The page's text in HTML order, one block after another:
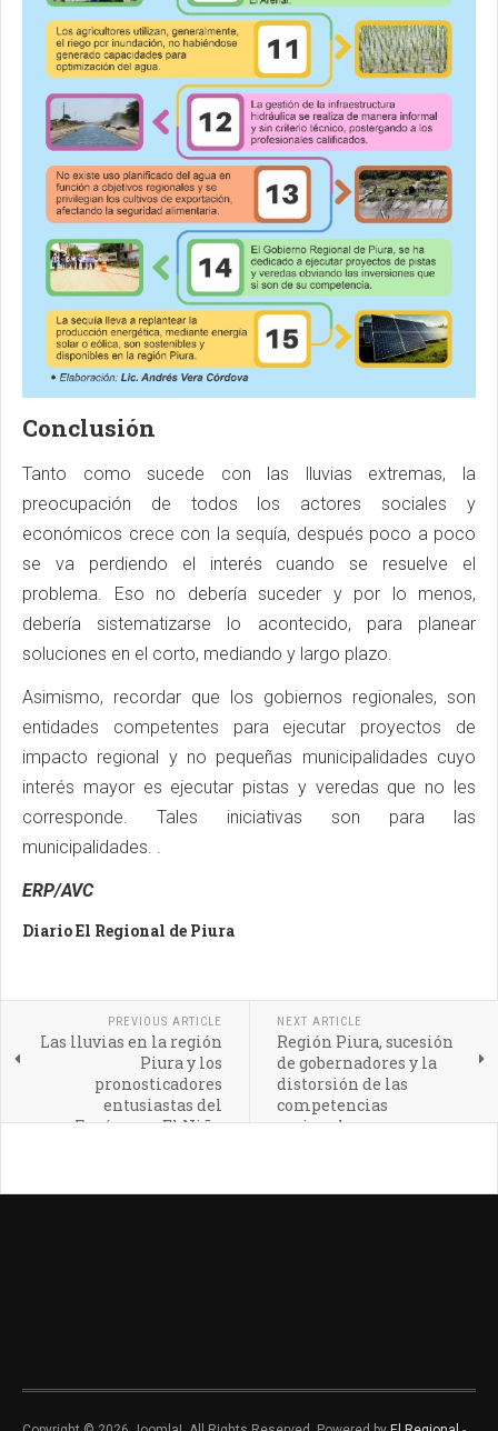
Conclusión
Tanto como sucede con las lluvias extremas, la
preocupación de todos los actores sociales y
económicos crece con la sequía, después poco a poco
se va perdiendo el interés cuando se resuelve el
problema. Eso no debería suceder y por lo menos,
debería sistematizarse lo acontecido, para planear
soluciones en el corto, mediando y largo plazo.
Asimismo, recordar que los gobiernos regionales, son
entidades competentes para ejecutar proyectos de
impacto regional y no pequeñas municipalidades cuyo
interés mayor es ejecutar pistas y veredas que no les
corresponde. Tales iniciativas son para las
municipalidades. .
ERP/AVC
Diario El Regional de Piura
PREVIOUS ARTICLE
Las lluvias en la región
Piura y los
pronosticadores
entusiastas del
Fenómeno El Niño
NEXT ARTICLE
Región Piura, sucesión
de gobernadores y la
distorsión de las
competencias
regionales